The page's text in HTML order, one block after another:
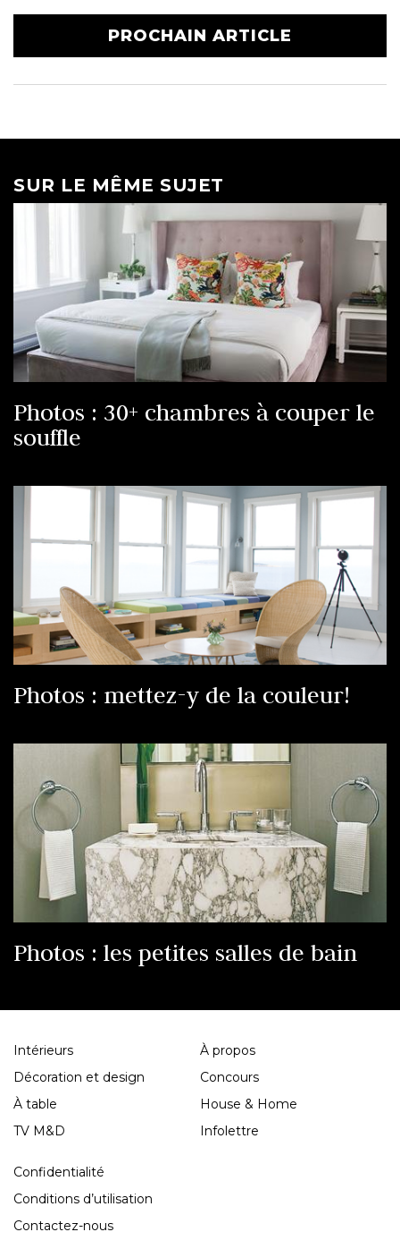
PROCHAIN ARTICLE
SUR LE MÊME SUJET
Photos : 30+ chambres à couper le
souffle
Photos : mettez-y de la couleur!
Photos : les petites salles de bain
Intérieurs
Décoration et design
À table
TV M&D
À propos
Concours
House & Home
Infolettre
Confidentialité
Conditions d’utilisation
Contactez-nous